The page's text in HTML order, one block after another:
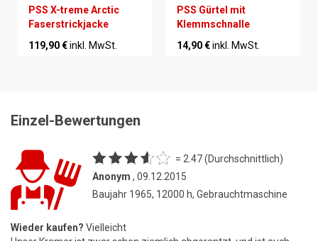
PSS X-treme Arctic
Faserstrickjacke
119,90 €inkl. MwSt.
PSS Gürtel mit
Klemmschnalle
14,90 €inkl. MwSt.
Einzel-Bewertungen
= 2.47 (Durchschnittlich)
Anonym , 09.12.2015
Baujahr 1965, 12000 h, Gebrauchtmaschine
Wieder kaufen? Vielleicht